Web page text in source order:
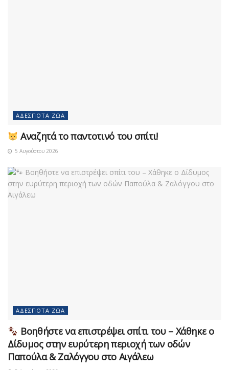
ΑΔΈΣΠΟΤΑ ΖΏΑ
Αναζητά το παντοτινό του σπίτι!
5 Αυγούστου 2026
ΑΔΈΣΠΟΤΑ ΖΏΑ
Βοηθήστε να επιστρέψει σπίτι του – Χάθηκε ο
Δίδυμος στην ευρύτερη περιοχή των οδών
Παπούλα & Ζαλόγγου στο Αιγάλεω